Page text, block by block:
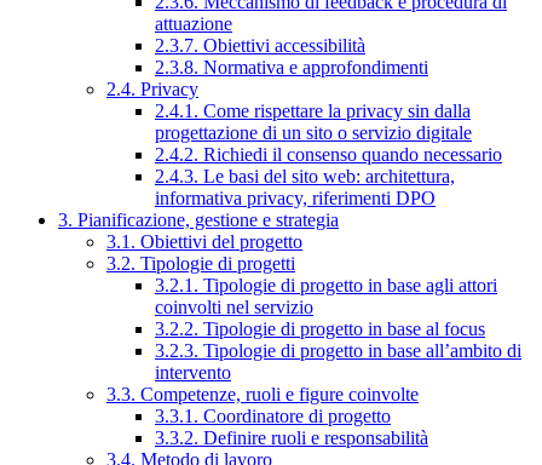
attuazione
2.3.7. Obiettivi accessibilità
2.3.8. Normativa e approfondimenti
2.4. Privacy
2.4.1. Come rispettare la privacy sin dalla
progettazione di un sito o servizio digitale
2.4.2. Richiedi il consenso quando necessario
2.4.3. Le basi del sito web: architettura,
informativa privacy, riferimenti DPO
3. Pianificazione, gestione e strategia
3.1. Obiettivi del progetto
3.2. Tipologie di progetti
3.2.1. Tipologie di progetto in base agli attori
coinvolti nel servizio
3.2.2. Tipologie di progetto in base al focus
3.2.3. Tipologie di progetto in base all’ambito di
intervento
3.3. Competenze, ruoli e figure coinvolte
3.3.1. Coordinatore di progetto
3.3.2. Definire ruoli e responsabilità
3.4. Metodo di lavoro